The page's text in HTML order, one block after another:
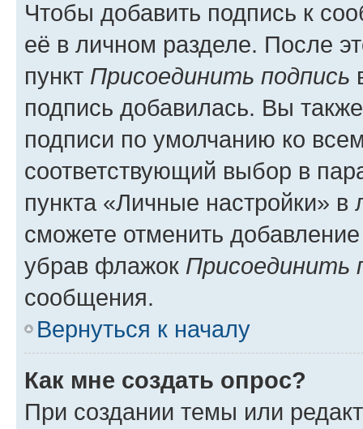
Чтобы добавить подпись к
её в личном разделе. После
пункт Присоединить подпись
подпись добавилась. Вы
подписи по умолчанию ко
соответствующий выбор в
пункта «Личные настройки»
сможете отменить
убрав флажок Присоединить
сообщения.
Вернуться к началу
Как мне создать опрос?
При создании темы или